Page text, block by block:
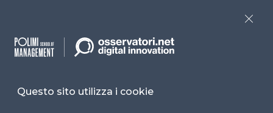
accessibilità
Questo sito utilizza i cookie